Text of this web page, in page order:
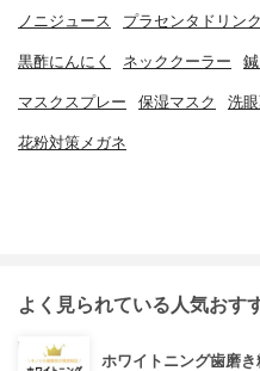
ノニジュース プラセンタドリンク
黒酢にんにく ネッククーラー
マスクスプレー 保湿マスク 洗
花粉対策メガネ
よく見られている人気おす
ホワイトニング歯磨